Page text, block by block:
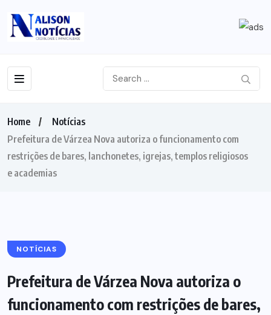
Home
Notícias
Prefeitura de Várzea Nova autoriza o funcionamento com
restrições de bares, lanchonetes, igrejas, templos religiosos
e academias
NOTÍCIAS
Prefeitura de Várzea Nova autoriza o
funcionamento com restrições de bares,